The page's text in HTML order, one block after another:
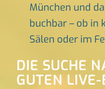
München und
buchbar – ob in
Sälen oder im
DIE SUCHE
GUTEN